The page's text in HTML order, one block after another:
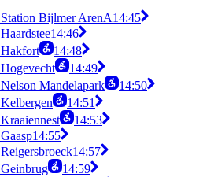
Bijlmer ArenA14:45
14:46
14:48
14:49
Mandelapark
14:50
14:51
14:53
14:55
14:57
14:59